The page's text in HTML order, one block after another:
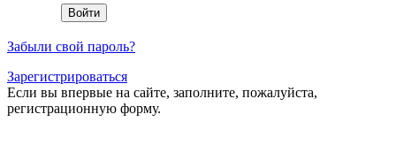
Забыли свой пароль?
Зарегистрироваться
Если вы впервые на сайте, заполните, пожалуйста,
регистрационную форму.